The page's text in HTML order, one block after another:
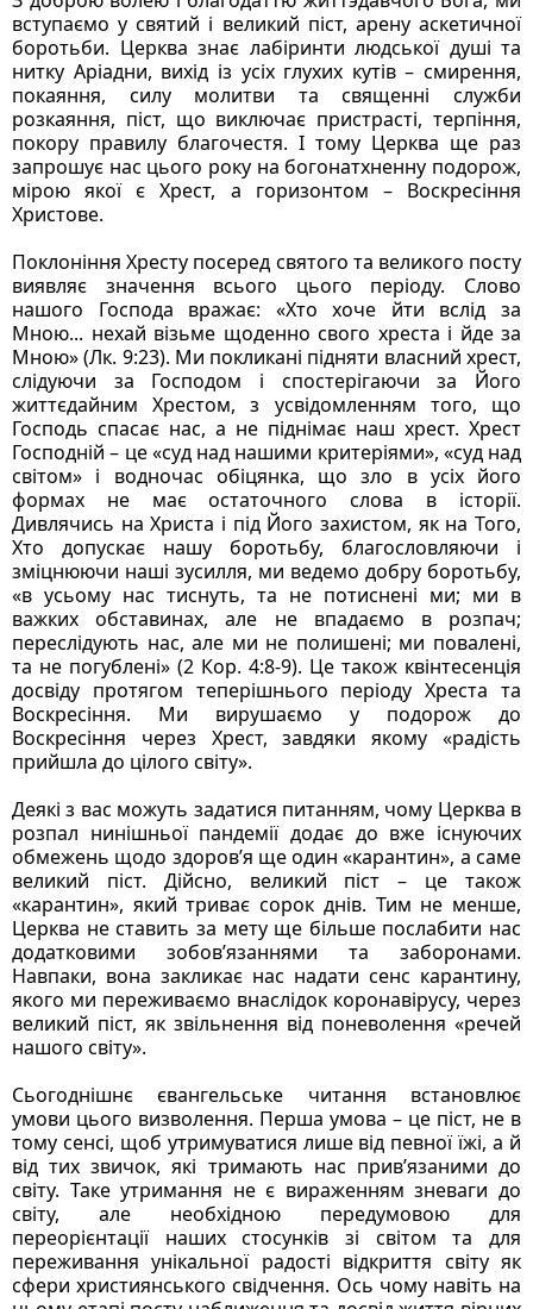
вступаємо у святий і великий піст, арену аскетичної
боротьби. Церква знає лабіринти людської душі та
нитку Аріадни, вихід із усіх глухих кутів – смирення,
покаяння, силу молитви та священні служби
розкаяння, піст, що виключає пристрасті, терпіння,
покору правилу благочестя. І тому Церква ще раз
запрошує нас цього року на богонатхненну подорож,
мірою якої є Хрест, а горизонтом – Воскресіння
Христове.
Поклоніння Хресту посеред святого та великого посту
виявляє значення всього цього періоду. Слово
нашого Господа вражає: «Хто хоче йти вслід за
Мною... нехай візьме щоденно свого хреста і йде за
Мною» (Лк. 9:23). Ми покликані підняти власний хрест,
слідуючи за Господом і спостерігаючи за Його
життєдайним Хрестом, з усвідомленням того, що
Господь спасає нас, а не піднімає наш хрест. Хрест
Господній – це «суд над нашими критеріями», «суд над
світом» і водночас обіцянка, що зло в усіх його
формах не має остаточного слова в історії.
Дивлячись на Христа і під Його захистом, як на Того,
Хто допускає нашу боротьбу, благословляючи і
зміцнюючи наші зусилля, ми ведемо добру боротьбу,
«в усьому нас тиснуть, та не потиснені ми; ми в
важких обставинах, але не впадаємо в розпач;
переслідують нас, але ми не полишені; ми повалені,
та не погублені» (2 Кор. 4:8-9). Це також квінтесенція
досвіду протягом теперішнього періоду Хреста та
Воскресіння. Ми вирушаємо у подорож до
Воскресіння через Хрест, завдяки якому «радість
прийшла до цілого світу».
Деякі з вас можуть задатися питанням, чому Церква в
розпал нинішньої пандемії додає до вже існуючих
обмежень щодо здоров’я ще один «карантин», а саме
великий піст. Дійсно, великий піст – це також
«карантин», який триває сорок днів. Тим не менше,
Церква не ставить за мету ще більше послабити нас
додатковими зобов’язаннями та заборонами.
Навпаки, вона закликає нас надати сенс карантину,
якого ми переживаємо внаслідок коронавірусу, через
великий піст, як звільнення від поневолення «речей
нашого світу».
Сьогоднішнє євангельське читання встановлює
умови цього визволення. Перша умова – це піст, не в
тому сенсі, щоб утримуватися лише від певної їжі, а й
від тих звичок, які тримають нас прив’язаними до
світу. Таке утримання не є вираженням зневаги до
світу, але необхідною передумовою для
переорієнтації наших стосунків зі світом та для
переживання унікальної радості відкриття світу як
сфери християнського свідчення. Ось чому навіть на